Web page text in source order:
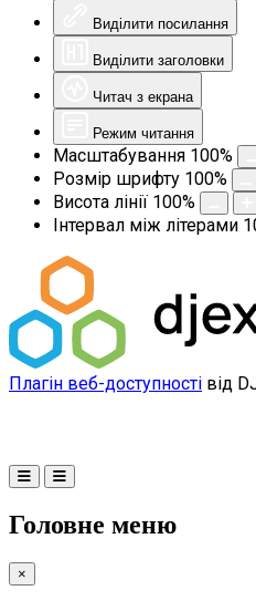
Виділити посилання
Виділити заголовки
Читач з екрана
Режим читання
Масштабування 100%
Розмір шрифту 100%
Висота лінії 100%
Інтервал між літерами
Плагін веб-доступності від
Головне меню
×